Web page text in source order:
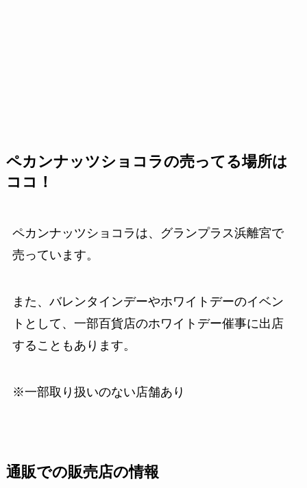
ペカンナッツショコラの売ってる場所は
ココ！
ペカンナッツショコラは、グランプラス浜離宮で
売っています。
また、バレンタインデーやホワイトデーのイベン
トとして、一部百貨店のホワイトデー催事に出店
することもあります。
※一部取り扱いのない店舗あり
通販での販売店の情報